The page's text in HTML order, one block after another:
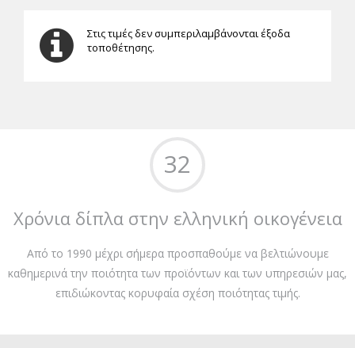
Στις τιμές δεν συμπεριλαμβάνονται έξοδα
τοποθέτησης.
32
Χρόνια δίπλα στην ελληνική οικογένεια
Από το 1990 μέχρι σήμερα προσπαθούμε να βελτιώνουμε
καθημερινά την ποιότητα των προϊόντων και των υπηρεσιών μας,
επιδιώκοντας κορυφαία σχέση ποιότητας τιμής.